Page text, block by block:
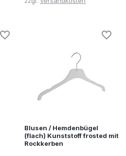
Blusen / Hemdenbügel
(flach) Kunststoff frosted mit
Rockkerben